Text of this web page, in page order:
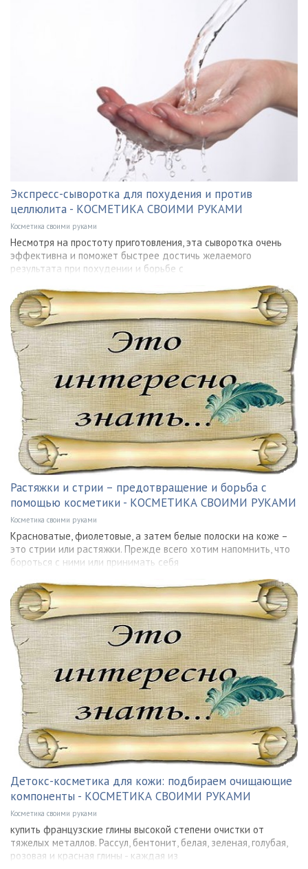
Экспресс-сыворотка для похудения и против
целлюлита - КОСМЕТИКА СВОИМИ РУКАМИ
Косметика своими руками
Несмотря на простоту приготовления, эта сыворотка очень
эффективна и поможет быстрее достичь желаемого
результата при похудении и борьбе с
Растяжки и стрии – предотвращение и борьба с
помощью косметики - КОСМЕТИКА СВОИМИ РУКАМИ
Косметика своими руками
Красноватые, фиолетовые, а затем белые полоски на коже –
это стрии или растяжки. Прежде всего хотим напомнить, что
бороться с ними или принимать себя
Детокс-косметика для кожи: подбираем очищающие
компоненты - КОСМЕТИКА СВОИМИ РУКАМИ
Косметика своими руками
купить французские глины высокой степени очистки от
тяжелых металлов. Рассул, бентонит, белая, зеленая, голубая,
розовая и красная глины - каждая из